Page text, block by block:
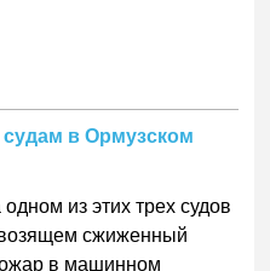
судам в Ормузском
из этих трех судов
сжиженный
в машинном